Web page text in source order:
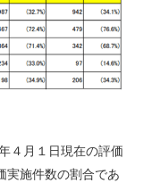
４月１日現在の評価
実施件数の割合であ